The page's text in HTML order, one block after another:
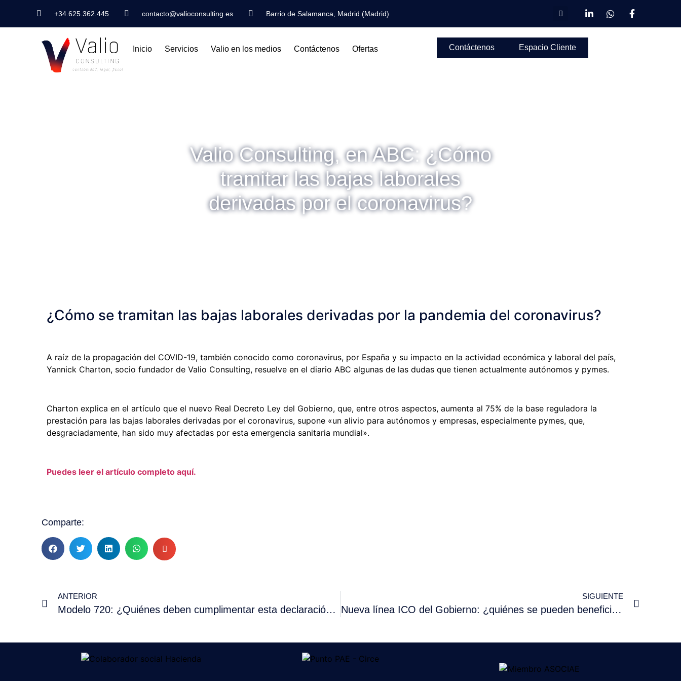
+34.625.362.445 contacto@valioconsulting.es Barrio de Salamanca, Madrid (Madrid)
Inicio Servicios Valio en los medios Contáctenos Ofertas Contáctenos Espacio Cliente
Valio Consulting, en ABC: ¿Cómo
tramitar las bajas laborales
derivadas por el coronavirus?
¿Cómo se tramitan las bajas laborales derivadas por la pandemia del coronavirus?
A raíz de la propagación del COVID-19, también conocido como coronavirus, por España y su impacto en la actividad económica y laboral del país,
Yannick Charton, socio fundador de Valio Consulting, resuelve en el diario ABC algunas de las dudas que tienen actualmente autónomos y pymes.
Charton explica en el artículo que el nuevo Real Decreto Ley del Gobierno, que, entre otros aspectos, aumenta al 75% de la base reguladora la
prestación para las bajas laborales derivadas por el coronavirus, supone «un alivio para autónomos y empresas, especialmente pymes, que,
desgraciadamente, han sido muy afectadas por esta emergencia sanitaria mundial».
Puedes leer el artículo completo aquí.
Comparte:
ANTERIOR
Modelo 720: ¿Quiénes deben cumplimentar esta declaración antifraude?
SIGUIENTE
Nueva línea ICO del Gobierno: ¿quiénes se pueden beneficiar de ella?